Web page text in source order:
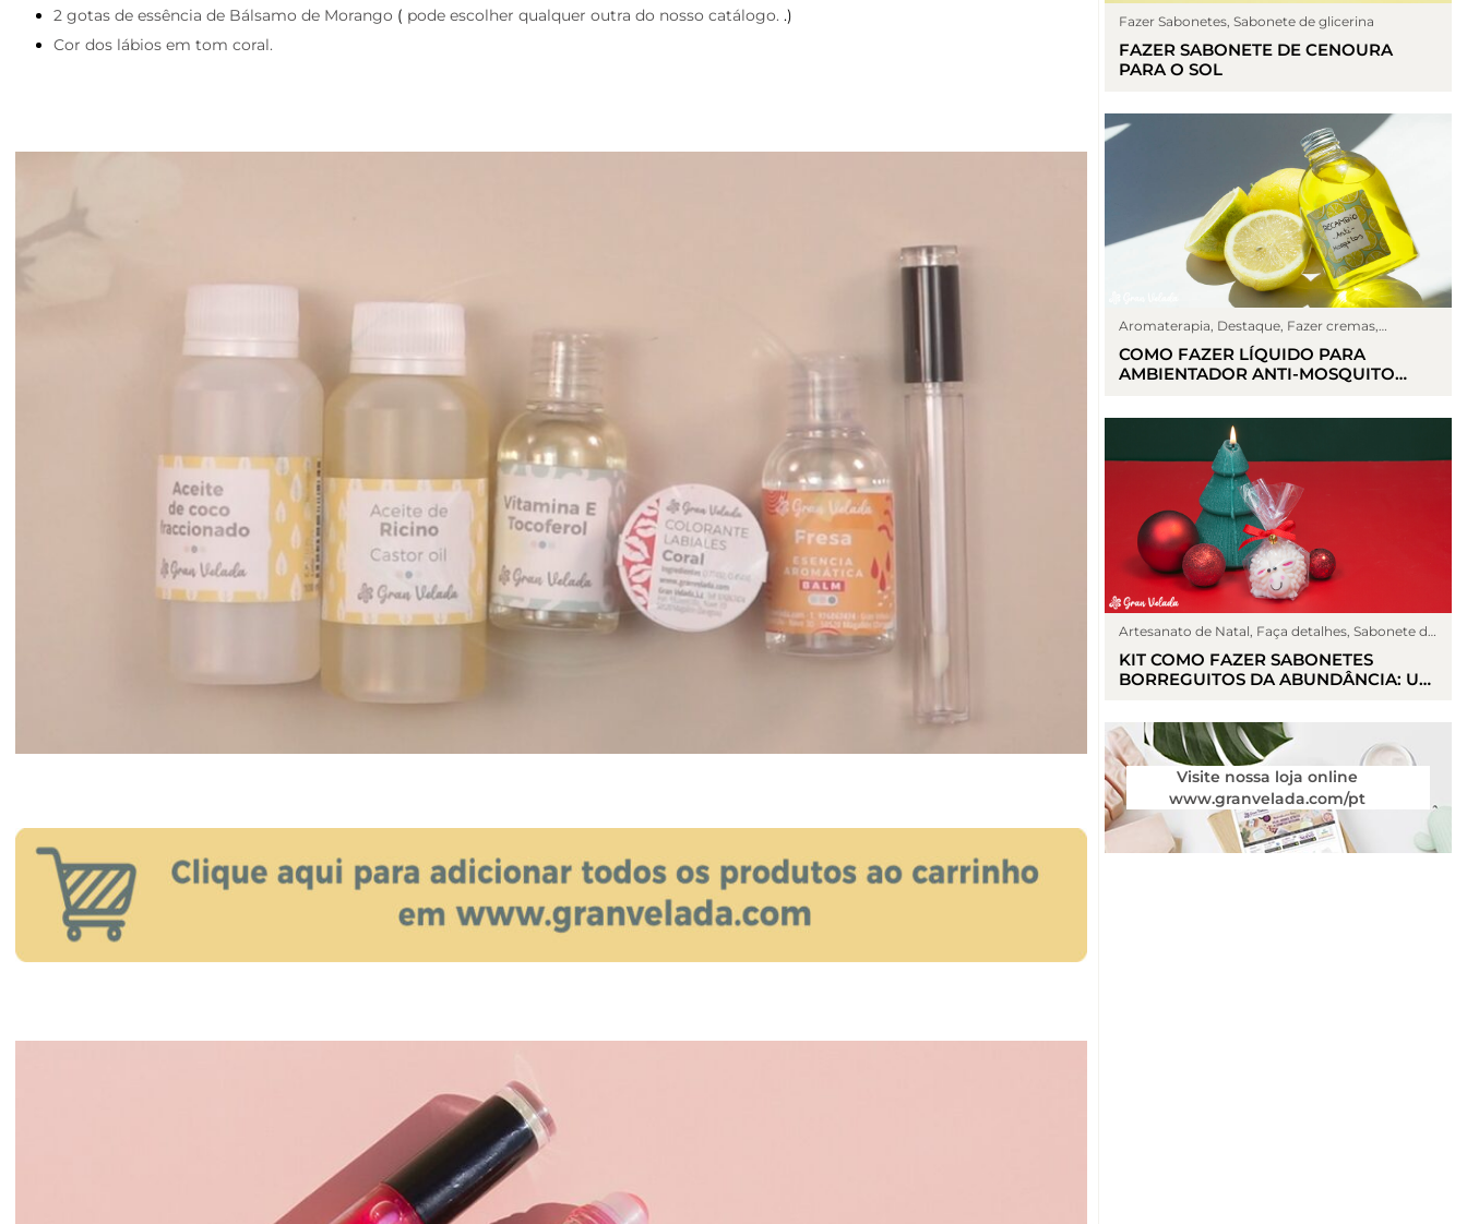
2 gotas de essência de Bálsamo de Morango ( pode escolher qualquer outra do nosso catálogo. .)
Cor dos lábios em tom coral.
Fazer Sabonetes ,Sabonete de glicerina
FAZER SABONETE DE CENOURA
PARA O SOL
Aromaterapia, Destaque, Fazer cremas,
Perfume caseiro,Sin categoría ,Trabalhos
manuais
COMO FAZER LÍQUIDO PARA
AMBIENTADOR ANTI-MOSQUITO
Artesanato de Natal Faça detalhes ,Sabonete de
glicerina
KIT COMO FAZER SABONETES
BORREGUITOS DA ABUNDÂNCIA: UM
O NATAL
Visite nossa loja online
www.granvelada.com/pt